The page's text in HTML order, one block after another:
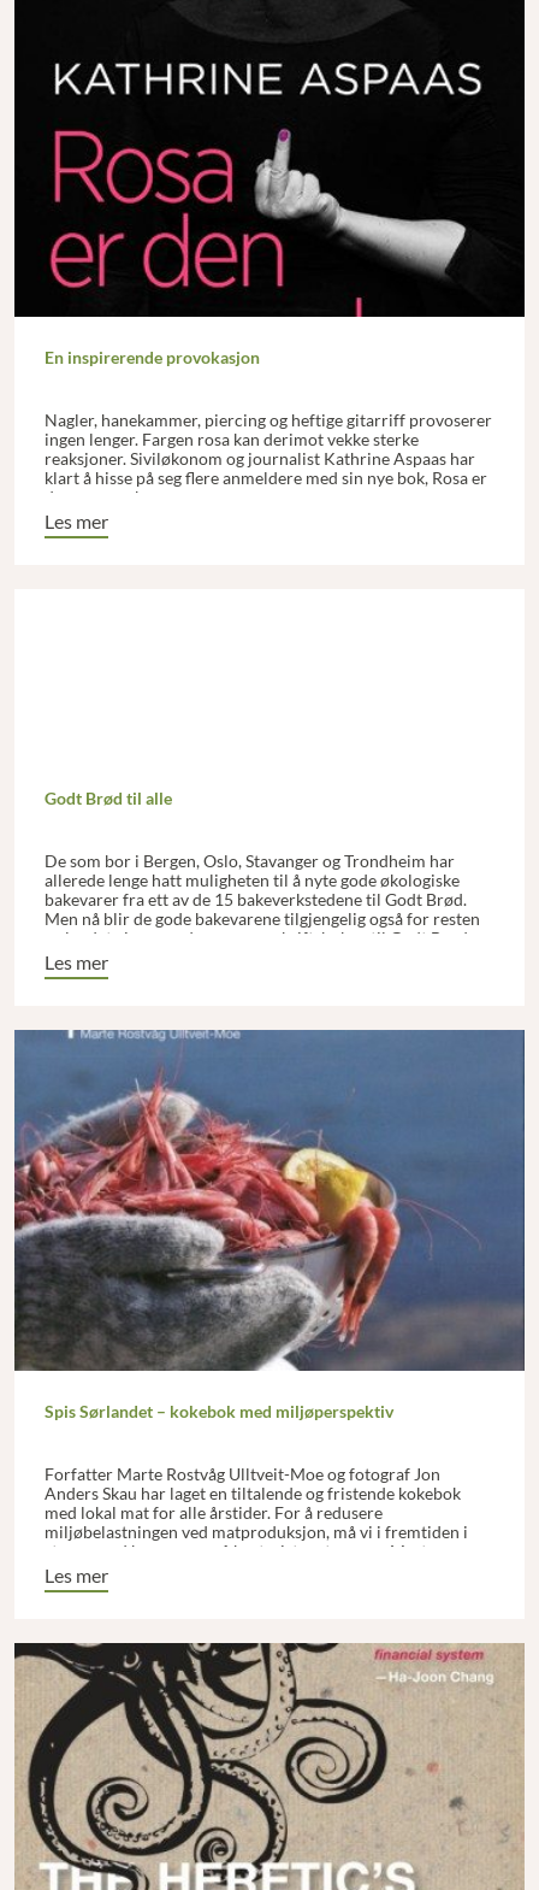
En inspirerende provokasjon
Nagler, hanekammer, piercing og heftige gitarriff provoserer
ingen lenger. Fargen rosa kan derimot vekke sterke
reaksjoner. Siviløkonom og journalist Kathrine Aspaas har
klart å hisse på seg flere anmeldere med sin nye bok, Rosa er
den nye pønken.
Les mer
Godt Brød til alle
De som bor i Bergen, Oslo, Stavanger og Trondheim har
allerede lenge hatt muligheten til å nyte gode økologiske
bakevarer fra ett av de 15 bakeverkstedene til Godt Brød.
Men nå blir de gode bakevarene tilgjengelig også for resten
av landet gjennom den nye oppskriftsboken til Godt Brød,
hvor de deler et førtitall av sine beste oppskrifter på alt fra
det groveste surdeigsbrødet til hveteboller og pepperkaker.
Les mer
Spis Sørlandet – kokebok med miljøperspektiv
Forfatter Marte Rostvåg Ulltveit-Moe og fotograf Jon
Anders Skau har laget en tiltalende og fristende kokebok
med lokal mat for alle årstider. For å redusere
miljøbelastningen ved matproduksjon, må vi i fremtiden i
større grad basere oss på kortreist mat, mener Marte, og
oppskriftene avspeiler dette.
Les mer